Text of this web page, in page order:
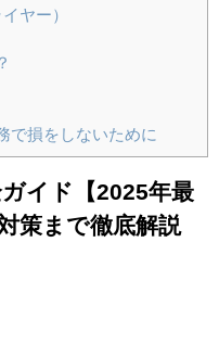
ヤー）
で損をしないために
イド【2025年最
策まで徹底解説